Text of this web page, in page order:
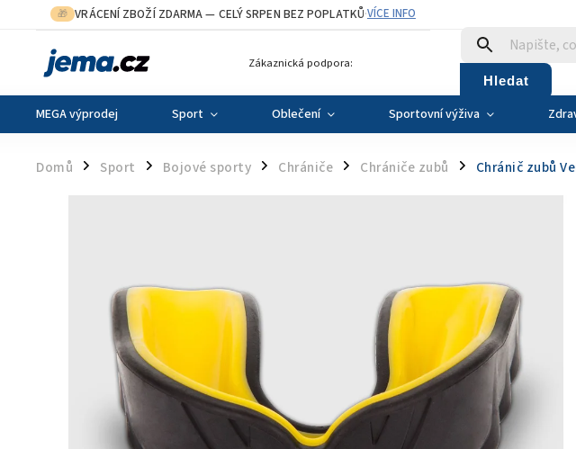
🎁 VRÁCENÍ ZBOŽÍ ZDARMA— CELÝ SRPEN BEZ POPLATKŮ·VÍCE INFO
Zákaznická podpora:
Hledat
MEGA výprodej Sport Oblečení Sportovní výživa
Domů / Sport / Bojové sporty / Chrániče / Chrániče zubů / Chránič zubů